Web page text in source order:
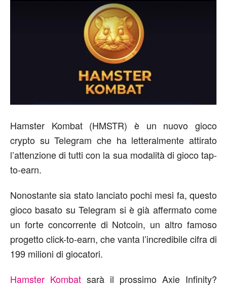
Hamster Kombat (HMSTR) è un nuovo gioco
crypto su Telegram che ha letteralmente attirato
l’attenzione di tutti con la sua modalità di gioco tap-
to-earn.
Nonostante sia stato lanciato pochi mesi fa, questo
gioco basato su Telegram si è già affermato come
un forte concorrente di Notcoin, un altro famoso
progetto click-to-earn, che vanta l’incredibile cifra di
199 milioni di giocatori.
Hamster Kombat sarà il prossimo Axie Infinity?